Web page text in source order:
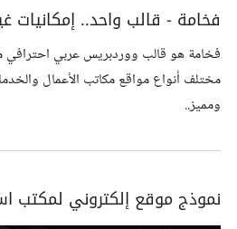
فخامة - قالب واحد.. إمكانيات
فخامة هو قالب ووردبريس عربي احترافي
مختلف أنواع مواقع مكاتب الأعمال
ومميز..
نموذج موقع إلكتروني لمكتب